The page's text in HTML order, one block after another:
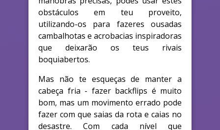
obstáculos em teu proveito,
utilizando-os para fazeres ousadas
cambalhotas e acrobacias inspiradoras
que deixarão os teus rivais
boquiabertos.
Mas não te esqueças de manter a
cabeça fria - fazer backflips é muito
bom, mas um movimento errado pode
fazer com que saias da rota e caias no
desastre. Com cada nível que